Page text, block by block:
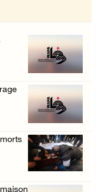
la bou ...
fo ...
la Ci ...